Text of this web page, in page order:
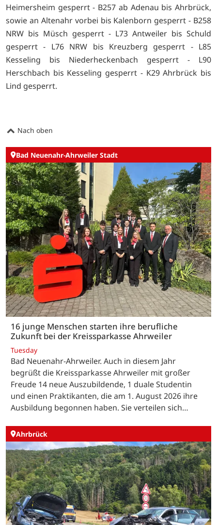
Heimersheim gesperrt - B257 ab Adenau bis Ahrbrück,
sowie an Altenahr vorbei bis Kalenborn gesperrt - B258
NRW bis Müsch gesperrt - L73 Antweiler bis Schuld
gesperrt - L76 NRW bis Kreuzberg gesperrt - L85
Kesseling bis Niederheckenbach gesperrt - L90
Herschbach bis Kesseling gesperrt - K29 Ahrbrück bis
Lind gesperrt.
Nach oben
Bad Neuenahr-Ahrweiler Stadt
16 junge Menschen starten ihre berufliche
Zukunft bei der Kreissparkasse Ahrweiler
Tuesday
Bad Neuenahr-Ahrweiler. Auch in diesem Jahr
begrüßt die Kreissparkasse Ahrweiler mit großer
Freude 14 neue Auszubildende, 1 duale Studentin
und einen Praktikanten, die am 1. August 2026 ihre
Ausbildung begonnen haben. Sie verteilen sich…
Ahrbrück